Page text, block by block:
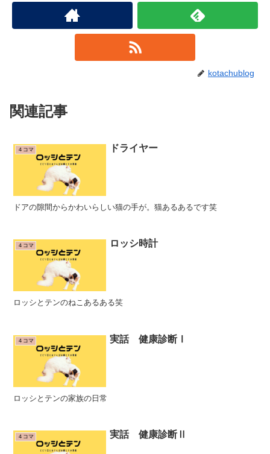
kotachublog
関連記事
４コマ ドライヤー
ドアの隙間からかわいらしい猫の手が。猫あるあるです笑
４コマ ロッシ時計
ロッシとテンのねこあるある笑
４コマ 実話 健康診断Ⅰ
ロッシとテンの家族の日常
４コマ 実話 健康診断Ⅱ